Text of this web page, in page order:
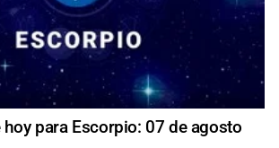
para Escorpio: 07 de agosto